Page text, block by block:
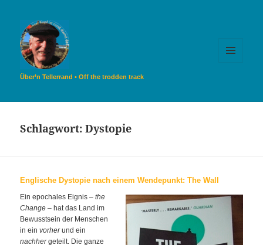
Über’n Tellerrand • Off the trodden track
Schlagwort:Dystopie
Englische Dystopie nach einem Wendepunkt: The Wall
Ein epochales Eignis –the
Change – hat das Land im
Bewusstsein der Menschen
in einvorherund ein
nachhergeteilt. Die ganze